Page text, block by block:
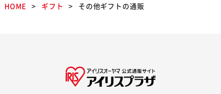
HOME ギフト その他ギフトの通販